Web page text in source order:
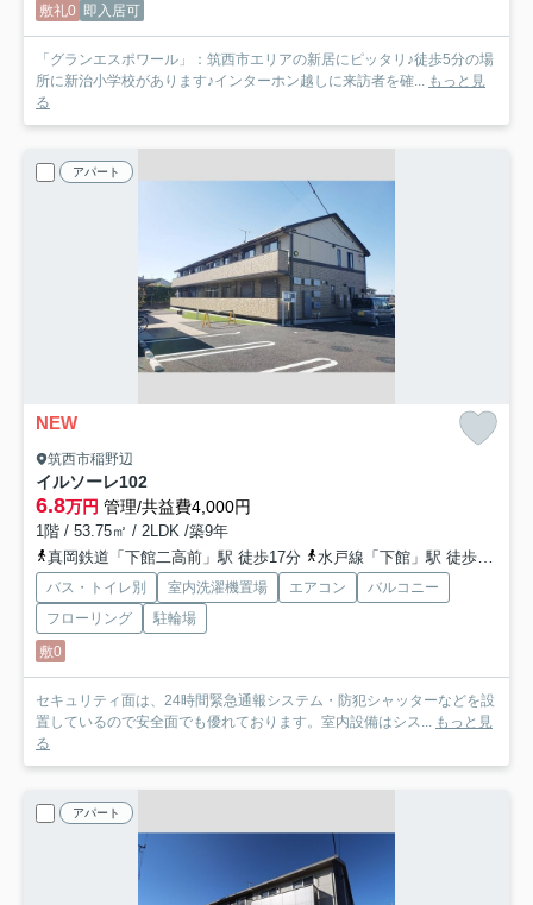
敷礼0 即入居可
「グランエスポワール」：筑西市エリアの新居にピッタリ♪徒歩5分の場
所に新治小学校があります♪インターホン越しに来訪者を確...
もっと見
る
アパート
NEW
筑西市稲野辺
イルソーレ102
6.8万円 管理/共益費4,000円
1階 / 53.75㎡ / 2LDK /築9年
真岡鉄道「下館二高前」駅 徒歩17分
水戸線「下館」駅 徒歩20分
バス・トイレ別 室内洗濯機置場 エアコン
バルコニー
フローリング
駐輪場
敷0
セキュリティ面は、24時間緊急通報システム・防犯シャッターなどを設
置しているので安全面でも優れております。室内設備はシス...
もっと見
る
アパート